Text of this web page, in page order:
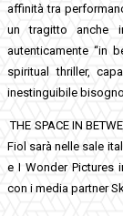
affinità tra
un tragitto anche
autenticamente “in
spiritual thriller,
inestinguibile
THE SPACE IN
Fiol sarà nelle sale
e I Wonder Pictures
con i media partner